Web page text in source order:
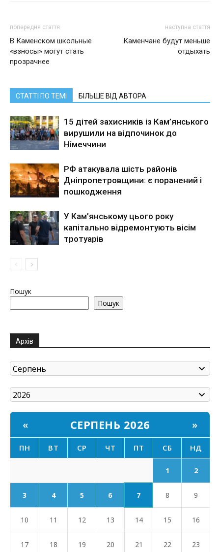
попередня стаття
В Каменском школьные
«взносы» могут стать
прозрачнее
наступна стаття
Каменчане будут меньше
отдыхать
СТАТТІ ПО ТЕМІ БІЛЬШЕ ВІД АВТОРА
15 дітей захисників із Кам’янського
вирушили на відпочинок до
Німеччини
РФ атакувала шість районів
Дніпропетровщини: є поранений і
пошкодження
У Кам’янському цього року
капітально відремонтують вісім
тротуарів
Пошук
Пошук
Архів
« СЕРПЕНЬ 2026 »
ПН ВТ СР ЧТ ПТ СБ НД
1 2
3 4 5 6 7 8 9
10 11 12 13 14 15 16
17 18 19 20 21 22 23